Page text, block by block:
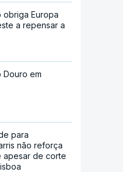
obriga Europa
a repensar a
Douro em
para
não reforça
apesar de corte